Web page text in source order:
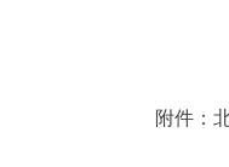
附件：